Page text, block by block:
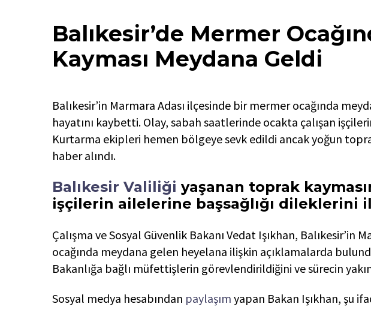
Balıkesir’de Mermer
Kayması Meydana Geldi
Balıkesir’in Marmara Adası ilçesinde bir mermer ocağında
hayatını kaybetti. Olay, sabah saatlerinde ocakta çalışan
Kurtarma ekipleri hemen bölgeye sevk edildi ancak yoğun
haber alındı.
Balıkesir Valiliği yaşanan toprak
işçilerin ailelerine başsağlığı dileklerini
Çalışma ve Sosyal Güvenlik Bakanı Vedat Işıkhan, Balıkesir’in
ocağında meydana gelen heyelana ilişkin açıklamalarda
Bakanlığa bağlı müfettişlerin görevlendirildiğini ve sürecin
Sosyal medya hesabından paylaşım yapan Bakan Işıkhan, şu